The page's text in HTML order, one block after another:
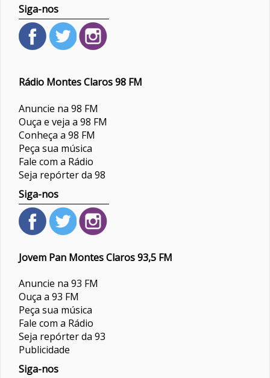
Siga-nos
Rádio Montes Claros 98 FM
Anuncie na 98 FM
Ouça e veja a 98 FM
Conheça a 98 FM
Peça sua música
Fale com a Rádio
Seja repórter da 98
Siga-nos
Jovem Pan Montes Claros 93,5 FM
Anuncie na 93 FM
Ouça a 93 FM
Peça sua música
Fale com a Rádio
Seja repórter da 93
Publicidade
Siga-nos